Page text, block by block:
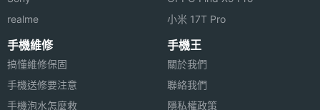
realme
小米 17T Pro
手機維修
搞懂維修保固
手機送修要注意
手機泡水怎麼救
手機王
關於我們
聯絡我們
隱私權政策